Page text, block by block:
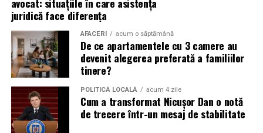
Printre cele mai importante avantaje se numără:
tehnologie USVO;
stabilitate termică ridicată;
rezistență la oxidare;
protecție împotriva uzurii;
reducerea depunerilor;
juridică face diferența
AFACERI acum o săptămână
De ce apartamentele cu 3 camere au
devenit alegerea preferată a familiilor
tinere?
POLITICĂ LOCALĂ acum 4 zile
Cum a transformat Nicușor Dan o notă
de trecere într-un mesaj de stabilitate